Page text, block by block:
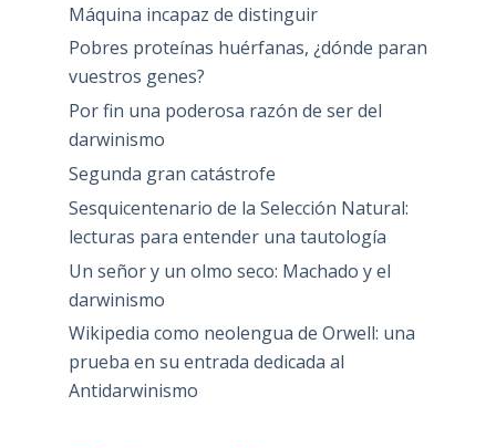
Máquina incapaz de distinguir
Pobres proteínas huérfanas, ¿dónde paran
vuestros genes?
Por fin una poderosa razón de ser del
darwinismo
Segunda gran catástrofe
Sesquicentenario de la Selección Natural:
lecturas para entender una tautología
Un señor y un olmo seco: Machado y el
darwinismo
Wikipedia como neolengua de Orwell: una
prueba en su entrada dedicada al
Antidarwinismo